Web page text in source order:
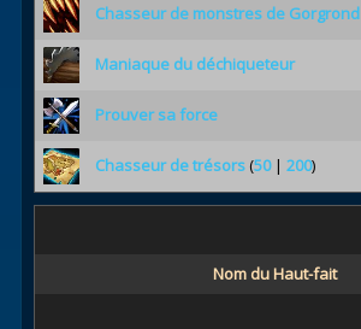
Chasseur de monstres de Gorgrond
Maniaque du déchiqueteur
Prouver sa force
Chasseur de trésors(50| 200)
Nom du Haut-fait